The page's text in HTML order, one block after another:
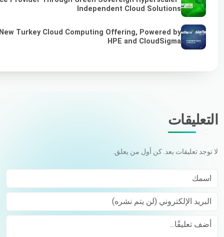
Independent Cloud Solutions
Turkey Cloud Computing Offering, Powered by
HPE and CloudSigma
التعليقات
لا توجد تعليقات بعد. كن أول من يعلق.
اسمك
البريد الإلكتروني (لن يتم نشره)